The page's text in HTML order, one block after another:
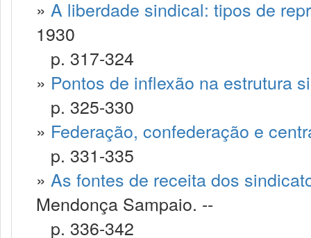
» A liberdade sindical: tipos de
1930
p. 317-324
» Pontos de inflexão na estrutura
p. 325-330
» Federação, confederação e
p. 331-335
» As fontes de receita dos
Mendonça Sampaio. --
p. 336-342